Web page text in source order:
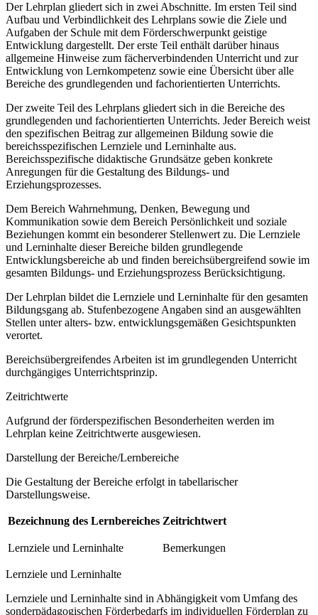
Der Lehrplan gliedert sich in zwei Abschnitte. Im ersten Teil sind
Aufbau und Verbindlichkeit des Lehrplans sowie die Ziele und
Aufgaben der Schule mit dem Förderschwerpunkt geistige
Entwicklung dargestellt. Der erste Teil enthält darüber hinaus
allgemeine Hinweise zum fächerverbindenden Unterricht und zur
Entwicklung von Lernkompetenz sowie eine Übersicht über alle
Bereiche des grundlegenden und fachorientierten Unterrichts.
Der zweite Teil des Lehrplans gliedert sich in die Bereiche des
grundlegenden und fachorientierten Unterrichts. Jeder Bereich weist
den spezifischen Beitrag zur allgemeinen Bildung sowie die
bereichsspezifischen Lernziele und Lerninhalte aus.
Bereichsspezifische didaktische Grundsätze geben konkrete
Anregungen für die Gestaltung des Bildungs- und
Erziehungsprozesses.
Dem Bereich Wahrnehmung, Denken, Bewegung und
Kommunikation sowie dem Bereich Persönlichkeit und soziale
Beziehungen kommt ein besonderer Stellenwert zu. Die Lernziele
und Lerninhalte dieser Bereiche bilden grundlegende
Entwicklungsbereiche ab und finden bereichsübergreifend sowie im
gesamten Bildungs- und Erziehungsprozess Berücksichtigung.
Der Lehrplan bildet die Lernziele und Lerninhalte für den gesamten
Bildungsgang ab. Stufenbezogene Angaben sind an ausgewählten
Stellen unter alters- bzw. entwicklungsgemäßen Gesichtspunkten
verortet.
Bereichsübergreifendes Arbeiten ist im grundlegenden Unterricht
durchgängiges Unterrichtsprinzip.
Zeitrichtwerte
Aufgrund der förderspezifischen Besonderheiten werden im
Lehrplan keine Zeitrichtwerte ausgewiesen.
Darstellung der Bereiche/Lernbereiche
Die Gestaltung der Bereiche erfolgt in tabellarischer
Darstellungsweise.
Bezeichnung des Lernbereiches Zeitrichtwert
Lernziele und Lerninhalte Bemerkungen
Lernziele und Lerninhalte
Lernziele und Lerninhalte sind in Abhängigkeit vom Umfang des
sonderpädagogischen Förderbedarfs im individuellen Förderplan zu